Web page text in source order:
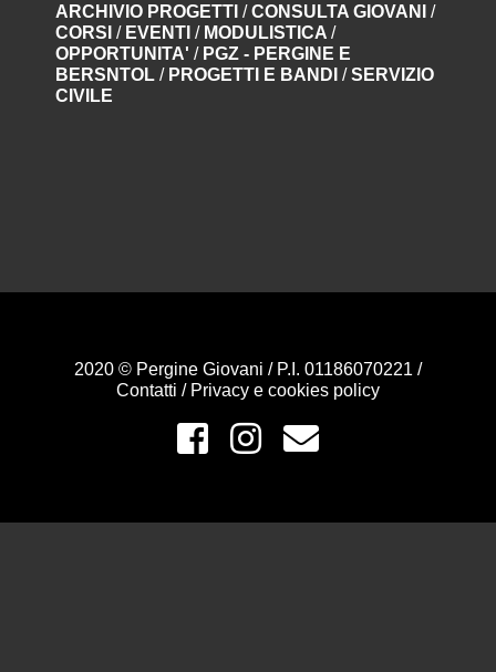
Eventi e News
Contatti
ARCHIVIO PROGETTI /CONSULTA GIOVANI /
CORSI / EVENTI / MODULISTICA /
OPPORTUNITA' / PGZ - PERGINE E
BERSNTOL / PROGETTI E BANDI /SERVIZIO
CIVILE
2020 © Pergine Giovani / P.I. 01186070221 /
Contatti / Privacy e cookies policy